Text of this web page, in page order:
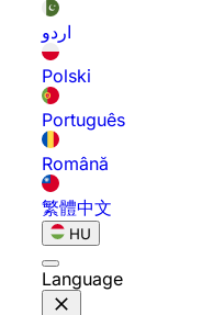
اردو
Polski
Português
Română
繁體中文
HU
Language